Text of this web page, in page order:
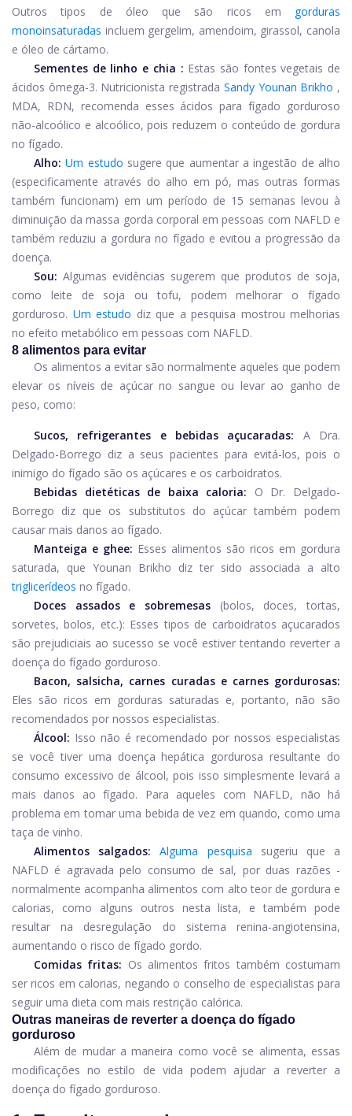
Outros tipos de óleo que são ricos em
gorduras
monoinsaturadas incluem gergelim, amendoim, girassol, canola
e óleo de cártamo.
Sementes de linho e chia : Estas são fontes vegetais de
ácidos ômega-3. Nutricionista registrada Sandy Younan Brikho ,
MDA, RDN, recomenda esses ácidos para fígado gorduroso
não-alcoólico e alcoólico, pois reduzem o conteúdo de gordura
no fígado.
Alho: Um estudo sugere que aumentar a ingestão de alho
(especificamente através do alho em pó, mas outras formas
também funcionam) em um período de 15 semanas levou à
diminuição da massa gorda corporal em pessoas com NAFLD e
também reduziu a gordura no fígado e evitou a progressão da
doença.
Sou: Algumas evidências sugerem que produtos de soja,
como leite de soja ou tofu, podem melhorar o fígado
gorduroso. Um estudo diz que a pesquisa mostrou melhorias
no efeito metabólico em pessoas com NAFLD.
8 alimentos para evitar
Os alimentos a evitar são normalmente aqueles que podem
elevar os níveis de açúcar no sangue ou levar ao ganho de
peso, como:
Sucos, refrigerantes e bebidas açucaradas:
A Dra.
Delgado-Borrego diz a seus pacientes para evitá-los, pois o
inimigo do fígado são os açúcares e os carboidratos.
Bebidas dietéticas de baixa caloria:
O Dr. Delgado-
Borrego diz que os substitutos do açúcar também podem
causar mais danos ao fígado.
Manteiga e ghee: Esses alimentos são ricos em gordura
saturada, que Younan Brikho diz ter sido associada a alto
triglicerídeos no fígado.
Doces assados ​​e sobremesas
(bolos, doces, tortas,
sorvetes, bolos, etc.): Esses tipos de carboidratos açucarados
são prejudiciais ao sucesso se você estiver tentando reverter a
doença do fígado gorduroso.
Bacon, salsicha, carnes curadas e carnes gordurosas:
Eles são ricos em gorduras saturadas e, portanto, não são
recomendados por nossos especialistas.
Álcool: Isso não é recomendado por nossos especialistas
se você tiver uma doença hepática gordurosa resultante do
consumo excessivo de álcool, pois isso simplesmente levará a
mais danos ao fígado. Para aqueles com NAFLD, não há
problema em tomar uma bebida de vez em quando, como uma
taça de vinho.
Alimentos salgados:
Alguma pesquisa
sugeriu que a
NAFLD é agravada pelo consumo de sal, por duas razões -
normalmente acompanha alimentos com alto teor de gordura e
calorias, como alguns outros nesta lista, e também pode
resultar na desregulação do sistema renina-angiotensina,
aumentando o risco de fígado gordo.
Comidas fritas: Os alimentos fritos também costumam
ser ricos em calorias, negando o conselho de especialistas para
seguir uma dieta com mais restrição calórica.
Outras maneiras de reverter a doença do fígado
gorduroso
Além de mudar a maneira como você se alimenta, essas
modificações no estilo de vida podem ajudar a reverter a
doença do fígado gorduroso.